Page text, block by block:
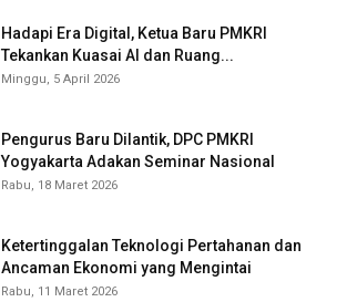
Hadapi Era Digital, Ketua Baru PMKRI
Tekankan Kuasai AI dan Ruang...
Minggu, 5 April 2026
Pengurus Baru Dilantik, DPC PMKRI
Yogyakarta Adakan Seminar Nasional
Rabu, 18 Maret 2026
Ketertinggalan Teknologi Pertahanan dan
Ancaman Ekonomi yang Mengintai
Rabu, 11 Maret 2026